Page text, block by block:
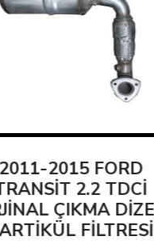
2015 FORD
2.2 TDCİ
ÇIKMA DİZEL
FİLTRESİ